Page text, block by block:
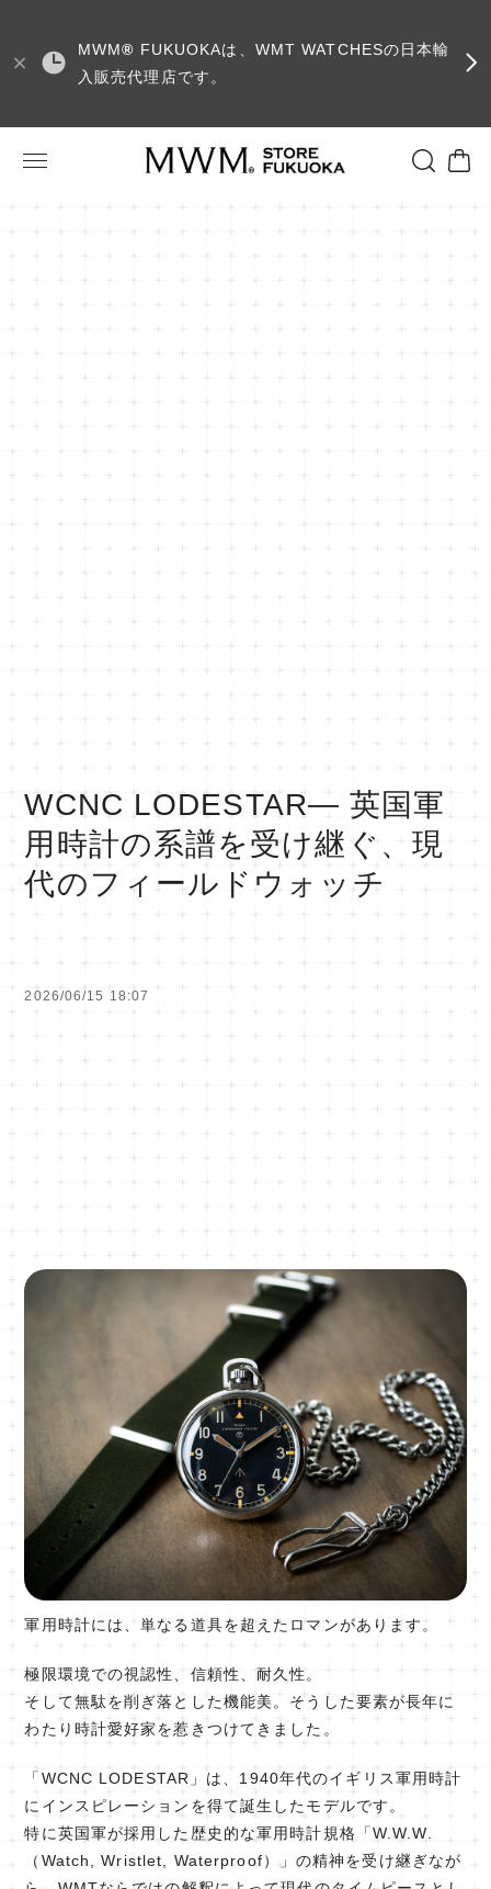
MWM® FUKUOKAは、WMT WATCHESの日本輸
入販売代理店です。
WCNC LODESTAR― 英国軍
用時計の系譜を受け継ぐ、現
代のフィールドウォッチ
2026/06/15 18:07
軍用時計には、単なる道具を超えたロマンがあります。
極限環境での視認性、信頼性、耐久性。
そして無駄を削ぎ落とした機能美。そうした要素が長年に
わたり時計愛好家を惹きつけてきました。
「WCNC LODESTAR」は、1940年代のイギリス軍用時計
にインスピレーションを得て誕生したモデルです。
特に英国軍が採用した歴史的な軍用時計規格「W.W.W.
（Watch, Wristlet, Waterproof）」の精神を受け継ぎなが